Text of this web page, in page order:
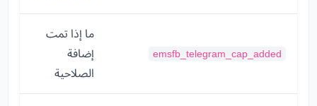
emsfb_telegram_cap_added
ما إذا تمت
إضافة
الصلاحية